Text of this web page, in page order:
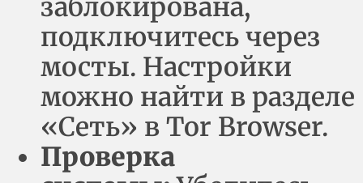
заблокирована,
подключитесь через
мосты. Настройки
можно найти в разделе
«Сеть» в Tor Browser.
Проверка